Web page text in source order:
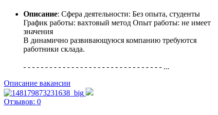
Описание: Сфера деятельности: Без опыта, студенты
График работы: вахтовый метод Опыт работы: не имеет
значения
В динамично развивающуюся компанию требуются
работники склада.
- - - - - - - - - - - - - - - - - - - - - - - - - - - - - - - - ...
Описание вакансии
Отзывов: 0